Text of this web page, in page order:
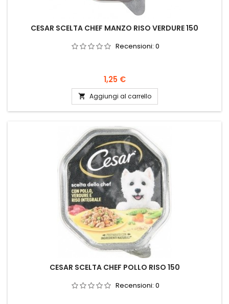
CESAR SCELTA CHEF MANZO RISO VERDURE 150
Recensioni: 0
Prezzo
1,25 €
 Aggiungi al carrello
CESAR SCELTA CHEF POLLO RISO 150
Recensioni: 0